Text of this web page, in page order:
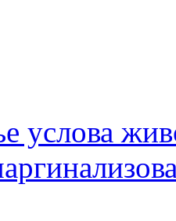
услова